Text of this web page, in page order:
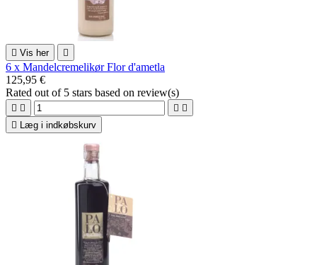
 Vis her 
6 x Mandelcremelikør Flor d'ametla
125,95 €
Rated out of 5 stars based on review(s)
   

Læg i indkøbskurv